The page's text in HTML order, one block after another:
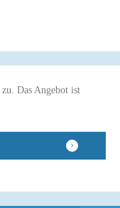
zu. Das Angebot ist